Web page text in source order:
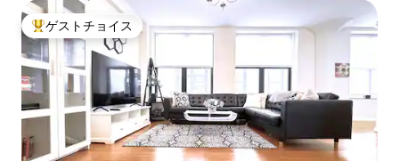
大好評のゲストチョイスです。
ゲストチョイス